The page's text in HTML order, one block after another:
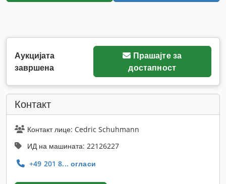
Аукцијата
завршена
Прашајте за
достапност
Контакт
Контакт лице: Cedric Schuhmann
ИД на машината: 22126227
+49 201 8... огласи